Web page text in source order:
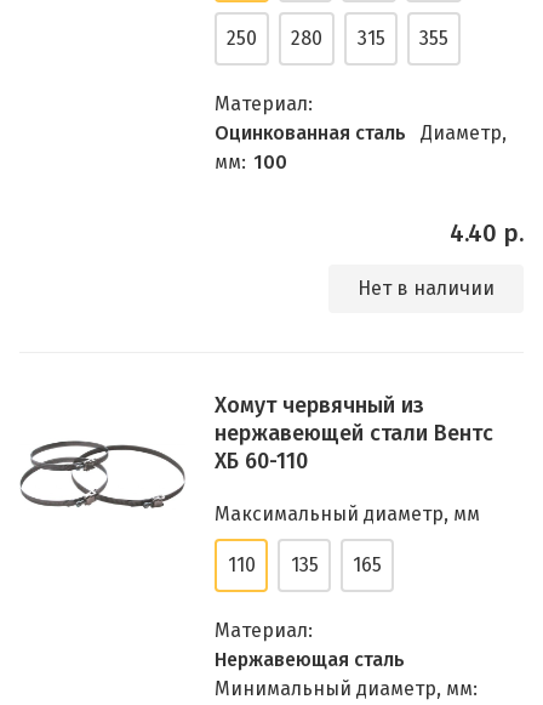
250 280 315 355
Материал:
Оцинкованная сталь
Диаметр,
мм: 100
4.40 р.
Нет в наличии
Хомут червячный из
нержавеющей стали Вентс
ХБ 60-110
Максимальный диаметр, мм
110 135 165
Материал:
Нержавеющая сталь
Минимальный диаметр, мм: